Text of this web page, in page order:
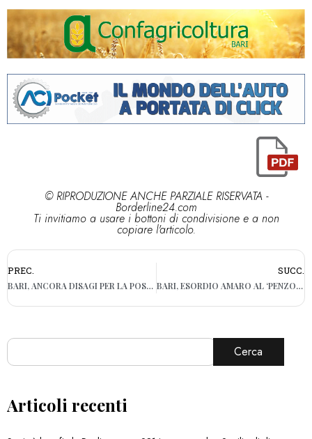
© RIPRODUZIONE ANCHE PARZIALE RISERVATA -
Borderline24.com
Ti invitiamo a usare i bottoni di condivisione e a non
copiare l'articolo.
PREC.
BARI, ANCORA DISAGI PER LA POSTA A PALESE: “CONSEGNE ERRATE”
SUCC.
BARI, ESORDIO AMARO AL ‘PENZO’: IL VENEZIA VINCE 2-1
Cerca
Articoli recenti